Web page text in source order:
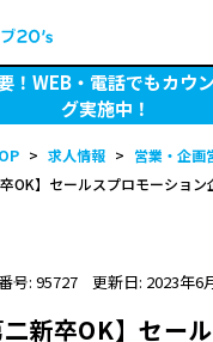
！WEB・電話でもカウ
グ実施中！
> 求人情報 > 営業・企画
卒OK】セールスプロモーショ
号: 95727 更新日: 2023年6
二新卒OK】セー